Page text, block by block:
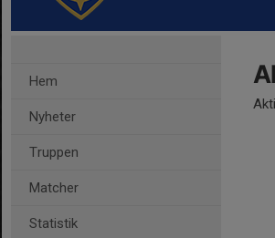
Hem
Nyheter
Truppen
Matcher
Statistik